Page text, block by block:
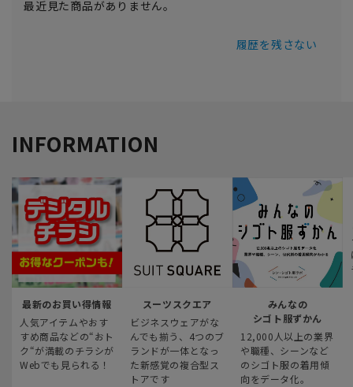
最近見た商品がありません。
履歴を残さない
INFORMATION
最新のお買い得情報
人気アイテムやおす
すめ商品などの“おト
ク“が満載のチラシが
Webでも見られる！
スーツスクエア
ビジネスウェアがな
んでも揃う、4つのブ
ランドが一体となっ
た新感覚の複合型ス
トアです
みんなの
シゴト服ずかん
12,000人以上の業界
や職種、シーンなど
のシゴト服の着用傾
向をデータ化。